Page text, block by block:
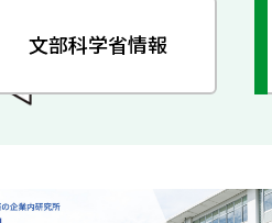
文部科学省情報